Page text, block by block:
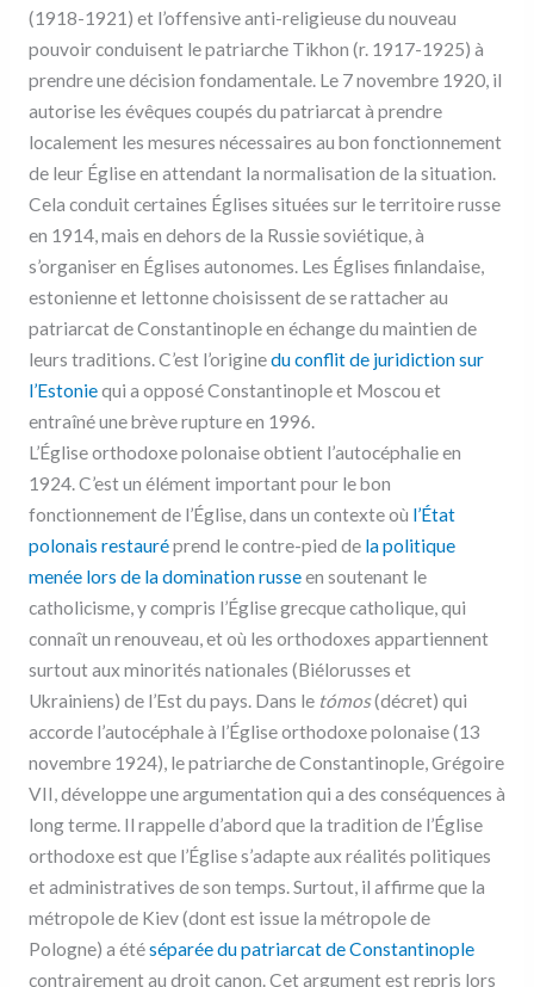
(1918-1921) et l’offensive anti-religieuse du nouveau
pouvoir conduisent le patriarche Tikhon (r. 1917-1925) à
prendre une décision fondamentale. Le 7 novembre 1920, il
autorise les évêques coupés du patriarcat à prendre
localement les mesures nécessaires au bon fonctionnement
de leur Église en attendant la normalisation de la situation.
Cela conduit certaines Églises situées sur le territoire russe
en 1914, mais en dehors de la Russie soviétique, à
s’organiser en Églises autonomes. Les Églises finlandaise,
estonienne et lettonne choisissent de se rattacher au
patriarcat de Constantinople en échange du maintien de
leurs traditions. C’est l’originedu conflit de juridiction sur
l’Estoniequi a opposé Constantinople et Moscou et
entraîné une brève rupture en 1996.
L’Église orthodoxe polonaise obtient l’autocéphalie en
1924. C’est un élément important pour le bon
fonctionnement de l’Église, dans un contexte où l’État
polonais restauréprend le contre-pied de la politique
menée lors de la domination russeen soutenant le
catholicisme, y compris l’Église grecque catholique, qui
connaît un renouveau, et où les orthodoxes appartiennent
surtout aux minorités nationales (Biélorusses et
Ukrainiens) de l’Est du pays. Dans le tómos(décret) qui
accorde l’autocéphale à l’Église orthodoxe polonaise (13
novembre 1924), le patriarche de Constantinople, Grégoire
VII, développe une argumentation qui a des conséquences à
long terme. Il rappelle d’abord que la tradition de l’Église
orthodoxe est que l’Église s’adapte aux réalités politiques
et administratives de son temps. Surtout, il affirme que la
métropole de Kiev (dont est issue la métropole de
Pologne) a étéséparée du patriarcat de Constantinople
contrairement au droit canon. Cet argument est repris lors